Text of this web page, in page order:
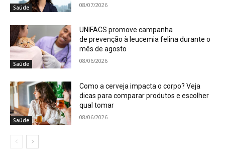
Saúde 08/07/2026
Saúde
UNIFACS promove campanha
de prevenção à leucemia felina durante o
mês de agosto
08/06/2026
Saúde
Como a cerveja impacta o corpo? Veja
dicas para comparar produtos e escolher
qual tomar
08/06/2026